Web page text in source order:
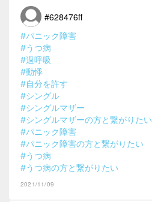
#628476ff
#パニック障害
#うつ病
#過呼吸
#動悸
#自分を許す
#シングル
#シングルマザー
#シングルマザーの方と繋がりたい
#パニック障害
#パニック障害の方と繋がりたい
#うつ病
#うつ病の方と繋がりたい
2021/11/09